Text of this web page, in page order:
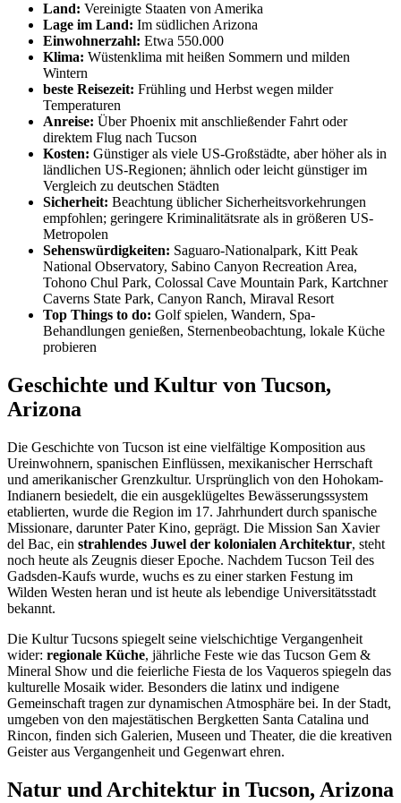
Land: Vereinigte Staaten von Amerika
Lage im Land: Im südlichen Arizona
Einwohnerzahl: Etwa 550.000
Klima: Wüstenklima mit heißen Sommern und milden
Wintern
beste Reisezeit: Frühling und Herbst wegen milder
Temperaturen
Anreise: Über Phoenix mit anschließender Fahrt oder
direktem Flug nach Tucson
Kosten: Günstiger als viele US-Großstädte, aber höher als in
ländlichen US-Regionen; ähnlich oder leicht günstiger im
Vergleich zu deutschen Städten
Sicherheit: Beachtung üblicher Sicherheitsvorkehrungen
empfohlen; geringere Kriminalitätsrate als in größeren US-
Metropolen
Sehenswürdigkeiten: Saguaro-Nationalpark, Kitt Peak
National Observatory, Sabino Canyon Recreation Area,
Tohono Chul Park, Colossal Cave Mountain Park, Kartchner
Caverns State Park, Canyon Ranch, Miraval Resort
Top Things to do: Golf spielen, Wandern, Spa-
Behandlungen genießen, Sternenbeobachtung, lokale Küche
probieren
Geschichte und Kultur von Tucson,
Arizona
Die Geschichte von Tucson ist eine vielfältige Komposition aus
Ureinwohnern, spanischen Einflüssen, mexikanischer Herrschaft
und amerikanischer Grenzkultur. Ursprünglich von den Hohokam-
Indianern besiedelt, die ein ausgeklügeltes Bewässerungssystem
etablierten, wurde die Region im 17. Jahrhundert durch spanische
Missionare, darunter Pater Kino, geprägt. Die Mission San Xavier
del Bac, ein strahlendes Juwel der kolonialen Architektur, steht
noch heute als Zeugnis dieser Epoche. Nachdem Tucson Teil des
Gadsden-Kaufs wurde, wuchs es zu einer starken Festung im
Wilden Westen heran und ist heute als lebendige Universitätsstadt
bekannt.
Die Kultur Tucsons spiegelt seine vielschichtige Vergangenheit
wider: regionale Küche, jährliche Feste wie das Tucson Gem &
Mineral Show und die feierliche Fiesta de los Vaqueros spiegeln das
kulturelle Mosaik wider. Besonders die latinx und indigene
Gemeinschaft tragen zur dynamischen Atmosphäre bei. In der Stadt,
umgeben von den majestätischen Bergketten Santa Catalina und
Rincon, finden sich Galerien, Museen und Theater, die die kreativen
Geister aus Vergangenheit und Gegenwart ehren.
Natur und Architektur in Tucson, Arizona